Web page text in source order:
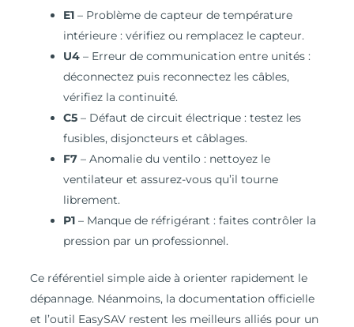
E1– Problème de capteur de température
intérieure : vérifiez ou remplacez le capteur.
U4– Erreur de communication entre unités :
déconnectez puis reconnectez les câbles,
vérifiez la continuité.
C5– Défaut de circuit électrique : testez les
fusibles, disjoncteurs et câblages.
F7– Anomalie du ventilo : nettoyez le
ventilateur et assurez-vous qu’il tourne
librement.
P1– Manque de réfrigérant : faites contrôler la
pression par un professionnel.
Ce référentiel simple aide à orienter rapidement le
dépannage. Néanmoins, la documentation officielle
et l’outil EasySAV restent les meilleurs alliés pour un